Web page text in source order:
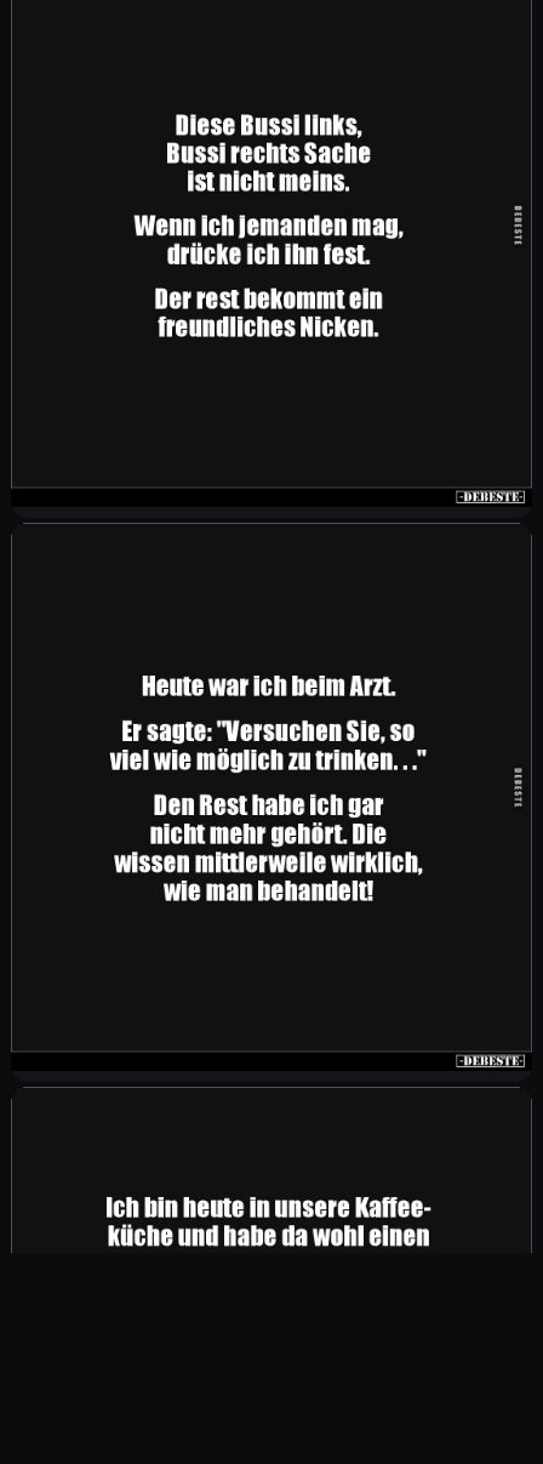
Ich habe es bei unserem vierten Date gewagt,
anzusprechen, dass er eigentlich fast die
komplette Zeit nur über seine beste Freundin
redet und immer von ihr schwärmt. Nach
unserem Date hat er mir geschrieben, dass ich
mich nicht seine Freundschaften einmischen soll
Diese Bussi links, Bussi rechts Sache ist nicht
fest. Der rest bekommt ein freundliches Nicken.